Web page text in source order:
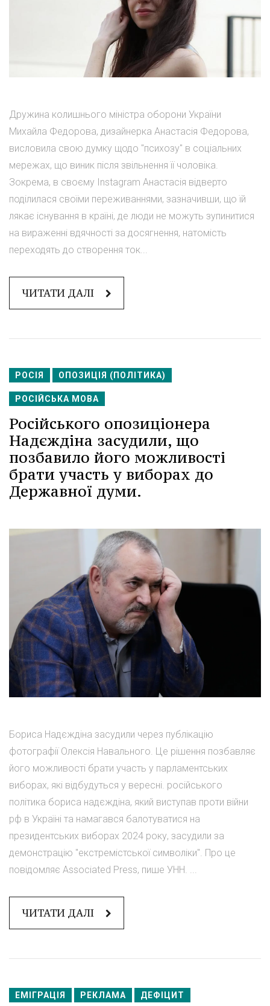
Дружина колишнього міністра оборони України
Михайла Федорова, дизайнерка Анастасія Федорова,
висловила свою думку щодо "психозу" в соціальних
мережах, що виник після звільнення її чоловіка.
Зокрема, в своєму Instagram Анастасія відверто
поділилася своїми переживаннями, зазначивши, що їй
лякає існування в країні, де люди не можуть зупинитися
на вираженні вдячності за досягнення, натомість
переходять до створення ток...
ЧИТАТИ ДАЛІ
РОСІЯ ОПОЗИЦІЯ (ПОЛІТИКА)
РОСІЙСЬКА МОВА
Російського опозиціонера
Надєждіна засудили, що
позбавило його можливості
брати участь у виборах до
Державної думи.
Бориса Надєждіна засудили через публікацію
фотографії Олексія Навального. Це рішення позбавляє
його можливості брати участь у парламентських
виборах, які відбудуться у вересні. російського
політика бориса надєждіна, який виступав проти війни
рф в Україні та намагався балотуватися на
президентських виборах 2024 року, засудили за
демонстрацію "екстремістської символіки". Про це
повідомляє Associated Press, пише УНН. ...
ЧИТАТИ ДАЛІ
ЕМІГРАЦІЯ РЕКЛАМА ДЕФІЦИТ